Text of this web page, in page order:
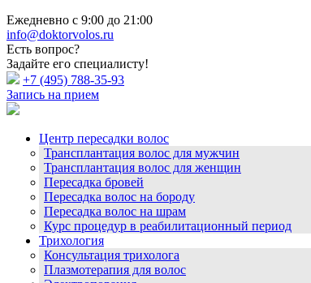
Ежедневно с 9:00 до 21:00
info@doktorvolos.ru
Есть вопрос?
Задайте его специалисту!
+7 (495) 788-35-93
Запись на прием
Центр пересадки волос
Трансплантация волос для мужчин
Трансплантация волос для женщин
Пересадка бровей
Пересадка волос на бороду
Пересадка волос на шрам
Курс процедур в реабилитационный период
Трихология
Консультация трихолога
Плазмотерапия для волос